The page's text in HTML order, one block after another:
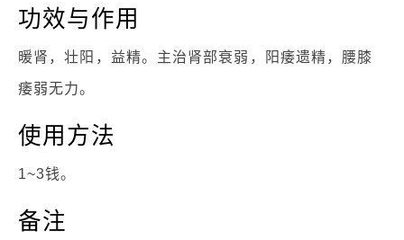
功效与作用
暖肾，壮阳，益精。主治肾部衰弱，阳痿遗精，腰膝
痿弱无力。
使用方法
1~3钱。
备注